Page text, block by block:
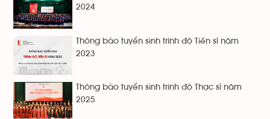
2024
Thông báo tuyển sinh trình độ Tiến sĩ năm
2023
Thông báo tuyển sinh trình độ Thạc sĩ năm
2025